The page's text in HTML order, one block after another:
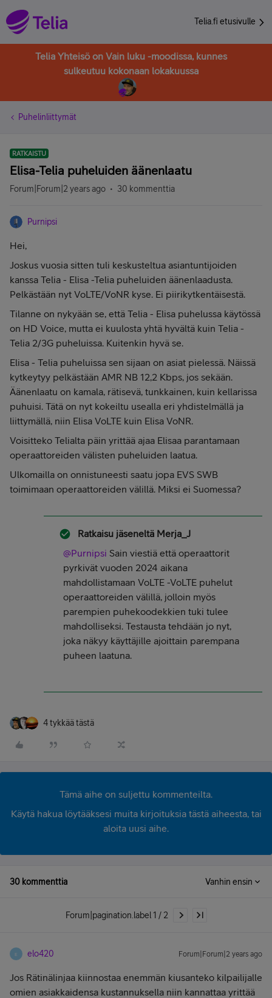
Telia.fi etusivulle
Telia Yhteisö on Vain luku -moodissa, kunnes
sulkeutuu kokonaan lokakuussa
Puhelinliittymät
RATKAISTU
Elisa-Telia puheluiden äänenlaatu
Forum|Forum|2 years ago 30 kommenttia
Purnipsi
Hei,
Joskus vuosia sitten tuli keskusteltua asiantuntijoiden
kanssa Telia - Elisa -Telia puheluiden äänenlaadusta.
Pelkästään nyt VoLTE/VoNR kyse. Ei piirikytkentäisestä.
Tilanne on nykyään se, että Telia - Elisa puhelussa käytössä
on HD Voice, mutta ei kuulosta yhtä hyvältä kuin Telia -
Telia 2/3G puheluissa. Kuitenkin hyvä se.
Elisa - Telia puheluissa sen sijaan on asiat pielessä. Näissä
kytkeytyy pelkästään AMR NB 12,2 Kbps, jos sekään.
Äänenlaatu on kamala, rätisevä, tunkkainen, kuin kellarissa
puhuisi. Tätä on nyt kokeiltu usealla eri yhdistelmällä ja
liittymällä, niin Elisa VoLTE kuin Elisa VoNR.
Voisitteko Telialta päin yrittää ajaa Elisaa parantamaan
operaattoreiden välisten puheluiden laatua.
Ulkomailla on onnistuneesti saatu jopa EVS SWB
toimimaan operaattoreiden välillä. Miksi ei Suomessa?
Ratkaisu jäseneltä Merja_J
@Purnipsi Sain viestiä että operaattorit
pyrkivät vuoden 2024 aikana
mahdollistamaan VoLTE -VoLTE puhelut
operaattoreiden välillä, jolloin myös
parempien puhekoodekkien tuki tulee
mahdolliseksi. Testausta tehdään jo nyt,
joka näkyy käyttäjille ajoittain parempana
puheen laatuna.
4 tykkää tästä
Tämä aihe on suljettu kommenteilta.
Käytä hakua löytääksesi muita kirjoituksia tästä aiheesta, tai
aloita uusi aihe.
30 kommenttia Vanhin ensin
Forum|pagination.label 1 / 2
E elo420 Forum|Forum|2 years ago
Jos Rätinälinjaa kiinnostaa enemmän kiusanteko kilpailijalle
omien asiakkaidensa kustannuksella niin kannattaa yrittää